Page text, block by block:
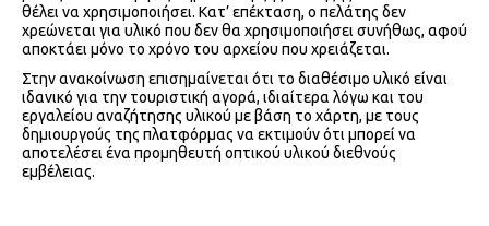
θέλει να χρησιμοποιήσει. Κατ’ επέκταση, ο πελάτης δεν
χρεώνεται για υλικό που δεν θα χρησιμοποιήσει συνήθως, αφού
αποκτάει μόνο το χρόνο του αρχείου που χρειάζεται.
Στην ανακοίνωση επισημαίνεται ότι το διαθέσιμο υλικό είναι
ιδανικό για την τουριστική αγορά, ιδιαίτερα λόγω και του
εργαλείου αναζήτησης υλικού με βάση το χάρτη, με τους
δημιουργούς της πλατφόρμας να εκτιμούν ότι μπορεί να
αποτελέσει ένα προμηθευτή οπτικού υλικού διεθνούς
εμβέλειας.